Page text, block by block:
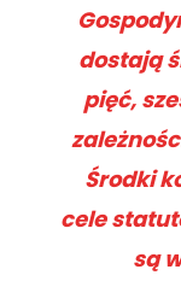
dostają
pięć,
Środki
cele
są